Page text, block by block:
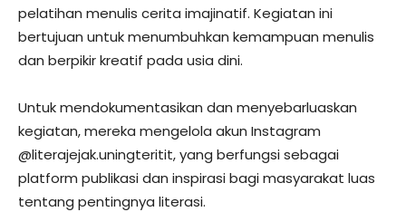
pelatihan menulis cerita imajinatif. Kegiatan ini
bertujuan untuk menumbuhkan kemampuan menulis
dan berpikir kreatif pada usia dini.
Untuk mendokumentasikan dan menyebarluaskan
kegiatan, mereka mengelola akun Instagram
@literajejak.uningteritit, yang berfungsi sebagai
platform publikasi dan inspirasi bagi masyarakat luas
tentang pentingnya literasi.